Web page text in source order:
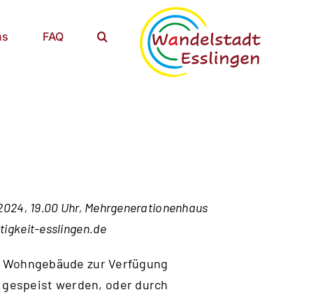
FAQ
19.00 Uhr, Mehrgenerationenhaus
esslingen.de
zur Verfügung
werden, oder durch